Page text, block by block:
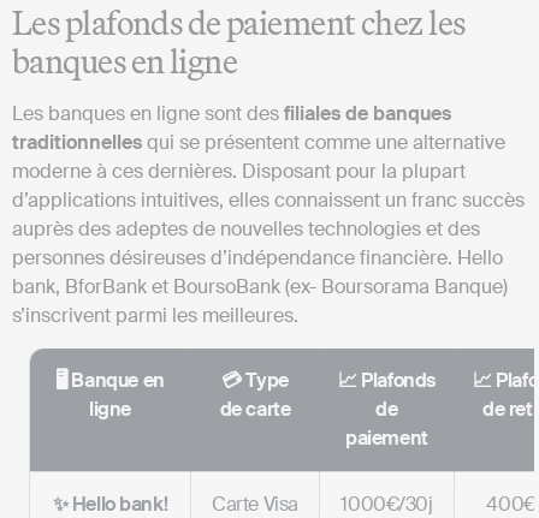
Les plafonds de paiement chez les
banques en ligne
Les banques en ligne sont desfiliales de banques
traditionnellesqui se présentent comme une alternative
moderne à ces dernières. Disposant pour la plupart
d’applications intuitives, elles connaissent un franc succès
auprès des adeptes de nouvelles technologies et des
personnes désireuses d’indépendance financière. Hello
bank, BforBank et BoursoBank (ex- Boursorama Banque)
s’inscrivent parmi les meilleures.
🖥️ Banque en
ligne
💳 Type
de carte
📈 Plafonds
de
paiement
📈
de
✨ Hello bank!
Carte Visa
1000€/30j